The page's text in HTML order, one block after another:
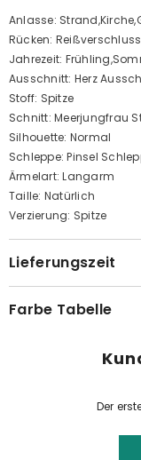
Anlasse:
Rücken: Reißverschluss
Jahrezeit:
Ausschnitt: Herz
Stoff: Spitze
Schnitt: Meerjungfrau
Silhouette: Normal
Schleppe: Pinsel
Ärmelart: Langarm
Taille: Natürlich
Verzierung: Spitze
Lieferungszeit
Farbe Tabelle
Der